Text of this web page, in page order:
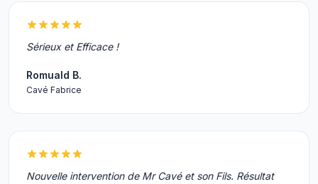
Sérieux et Efficace !
Romuald B.
Cavé Fabrice
Nouvelle intervention de Mr Cavé et son Fils. Résultat